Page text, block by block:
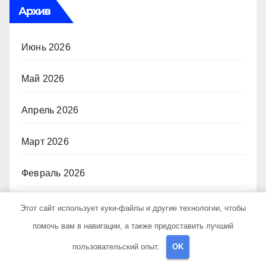
Архив
Июнь 2026
Май 2026
Апрель 2026
Март 2026
Февраль 2026
Январь 2026
Этот сайт использует куки-файлы и другие технологии, чтобы
помочь вам в навигации, а также предоставить лучший
пользовательский опыт. OK